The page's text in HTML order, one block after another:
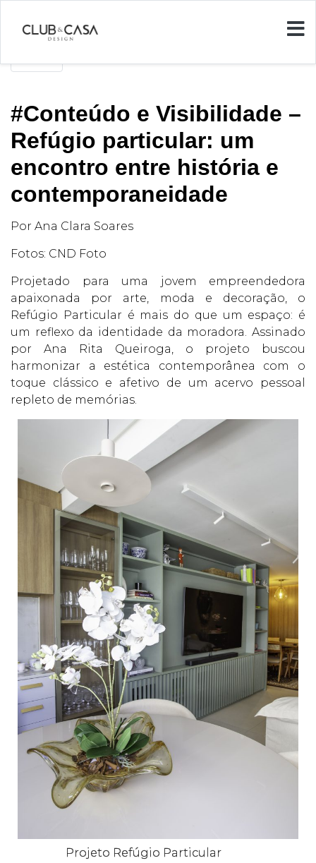
#Conteúdo e Visibilidade –
Refúgio particular: um
encontro entre história e
contemporaneidade
Por Ana Clara Soares
Fotos: CND Foto
Projetado para uma jovem empreendedora
apaixonada por arte, moda e decoração, o
Refúgio Particular é mais do que um espaço: é
um reflexo da identidade da moradora. Assinado
por Ana Rita Queiroga, o projeto buscou
harmonizar a estética contemporânea com o
toque clássico e afetivo de um acervo pessoal
repleto de memórias.
Projeto Refúgio Particular